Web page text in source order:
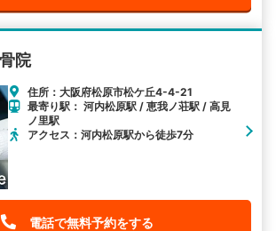
院
住所：大阪府松原市松ケ丘4-4-21
最寄り駅： 河内松原駅 / 恵我ノ荘駅 / 高見
ノ里駅
アクセス：河内松原駅から徒歩7分
電話で無料予約をする